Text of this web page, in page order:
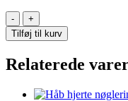
Tro
på
det
nøglering
Tilføj til kurv
Relaterede